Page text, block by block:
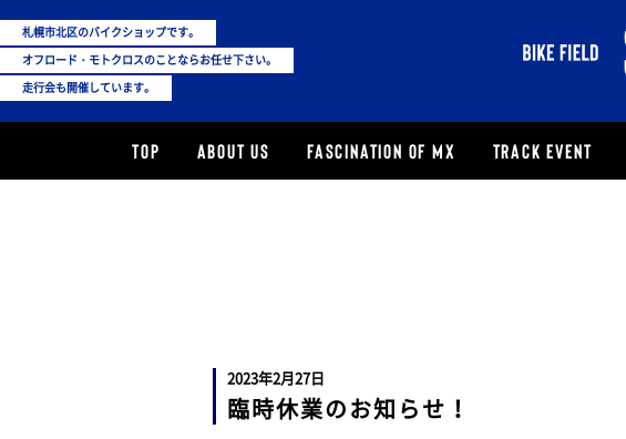
札幌市北区のバイクショップです。
オフロード・モトクロスのことならお任せ下さい。
走行会も開催しています。
TOP ABOUT US FASCINATION OF MX TRACK EVENT
2023年2月27日
臨時休業のお知らせ！